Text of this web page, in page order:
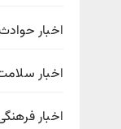
اخبار
اخبار
اخبار